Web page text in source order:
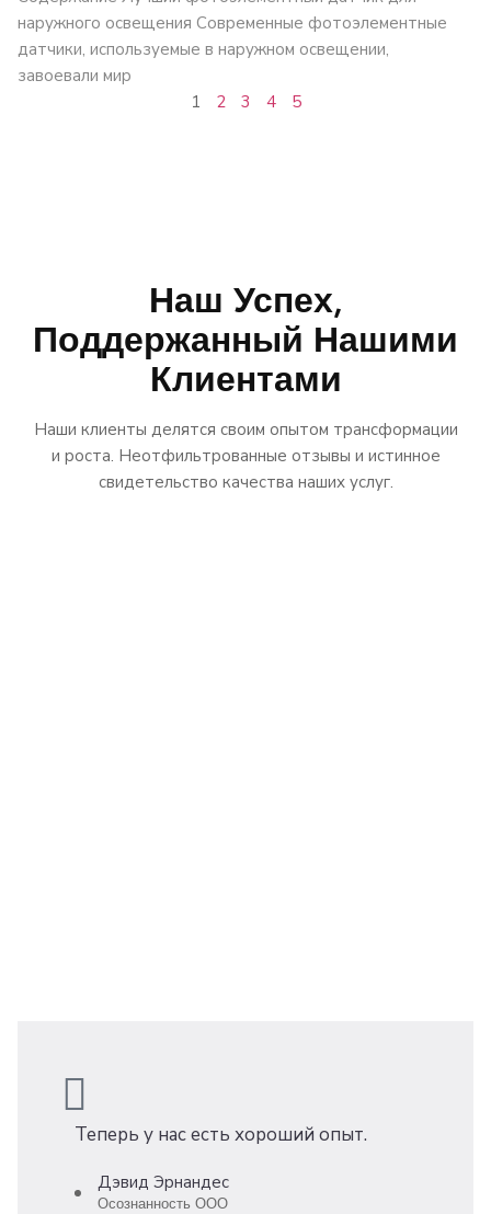
наружного освещения Современные фотоэлементные
датчики, используемые в наружном освещении,
завоевали мир
1
2 3 4 5
Наш Успех,
Поддержанный Нашими
Клиентами
Наши клиенты делятся своим опытом трансформации
и роста. Неотфильтрованные отзывы и истинное
свидетельство качества наших услуг.
Теперь у нас есть хороший опыт.
Дэвид Эрнандес
Осознанность ООО